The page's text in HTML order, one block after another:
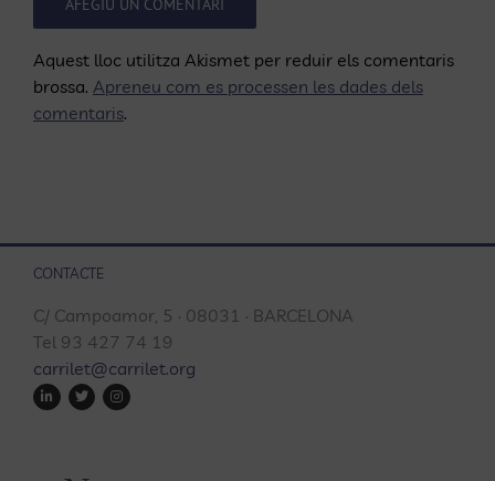
Aquest lloc utilitza Akismet per reduir els comentaris
brossa. Apreneu com es processen les dades dels
comentaris.
CONTACTE
C/ Campoamor, 5 · 08031 · BARCELONA
Tel 93 427 74 19
carrilet@carrilet.org